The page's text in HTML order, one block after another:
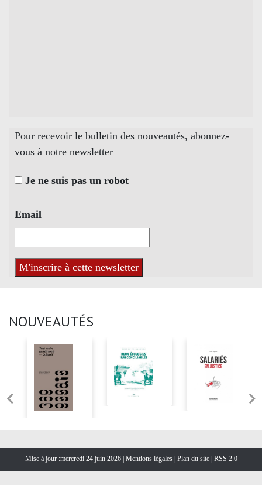
Pour recevoir le bulletin des nouveautés, abonnez-
vous à notre newsletter
Je ne suis pas un robot
Email
NOUVEAUTÉS
Mise à jour :mercredi 24 juin 2026 | Mentions légales Plan du site RSS 2.0